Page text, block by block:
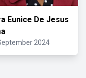
Eunice De Jesus
2024